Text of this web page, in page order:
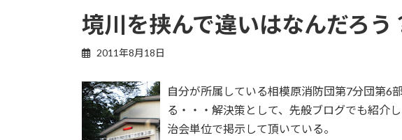
境川を挟んで違いはなんだろう
2011年8月18日
自分が所属している相模原消防団第7分団第6
る・・・解決策として、先般ブログでも紹介
治会単位で掲示して頂いている。